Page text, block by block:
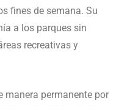
fines de semana. Su
a los parques sin
recreativas y
manera permanente por